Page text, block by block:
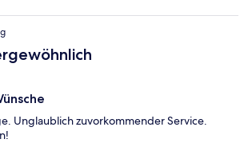
Unglaublich zuvorkommender Service.